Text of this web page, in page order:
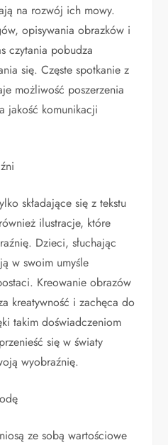
na rozwój ich mowy.
opisywania obrazków i
czytania pobudza
się. Częste spotkanie z
możliwość poszerzenia
jakość komunikacji
składające się z tekstu
ilustracje, które
Dzieci, słuchając
w swoim umyśle
Kreowanie obrazów
kreatywność i zachęca do
takim doświadczeniom
się w światy
wyobraźnię.
ze sobą wartościowe